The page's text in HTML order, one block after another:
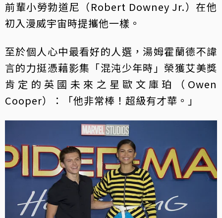
前輩小勞勃道尼（Robert Downey Jr.）在他
初入漫威宇宙時提攜他一樣。
至於個人心中最看好的人選，湯姆霍蘭德不諱
言的力挺憑藉影集「混沌少年時」榮獲艾美獎
肯定的英國未來之星歐文庫珀（Owen
Cooper）：「他非常棒！超級有才華。」